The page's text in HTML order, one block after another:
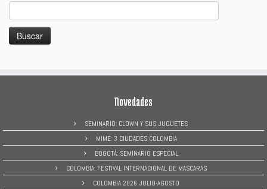
Novedades
SEMINARIO: CLOWN Y SUS JUGUETES
MIME: 3 CIUDADES COLOMBIA
BOGOTÁ: SEMINARIO ESPECIAL
COLOMBIA: FESTIVAL INTERNACIONAL DE MASCARAS
COLOMBIA 2026 JULIO-AGOSTO